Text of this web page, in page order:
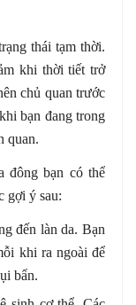
thái tạm thời.
khi thời tiết trở
chủ quan trước
bạn đang trong
quan.
đông bạn có thể
gợi ý sau:
đến làn da. Bạn
khi ra ngoài để
bẩn.